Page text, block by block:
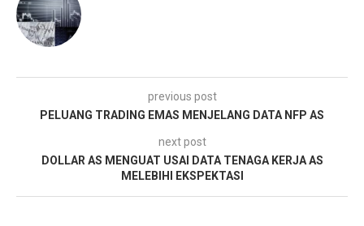
previous post
PELUANG TRADING EMAS MENJELANG DATA NFP AS
next post
DOLLAR AS MENGUAT USAI DATA TENAGA KERJA AS
MELEBIHI EKSPEKTASI